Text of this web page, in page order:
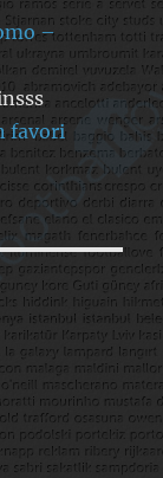
–
favori